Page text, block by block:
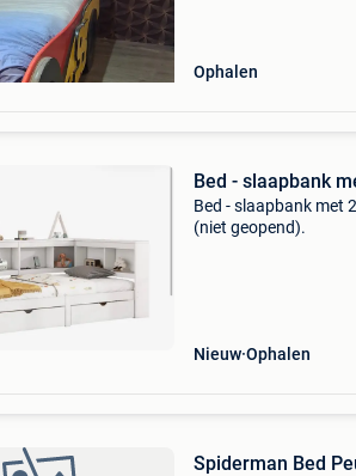
Ophalen
Bed - slaapbank
Bed - slaapbank met
(niet geopend).
Nieuw Ophalen
Spiderman Bed